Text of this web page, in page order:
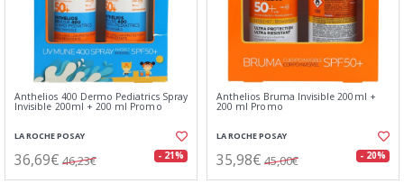
Anthelios 400 Dermo Pediatrics Spray
Invisible 200ml + 200 ml Promo
LA ROCHE POSAY
36,69€ 46,23€ - 21%
Anthelios Bruma Invisible 200ml +
200 ml Promo
LA ROCHE POSAY
35,98€ 45,00€ - 20%